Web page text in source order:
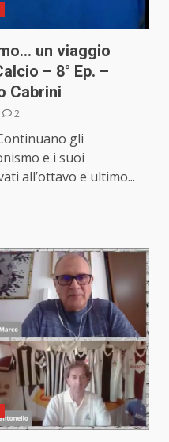
un viaggio
– 8° Ep. –
Cabrini
2
gli
e i suoi
all’ottavo e ultimo...